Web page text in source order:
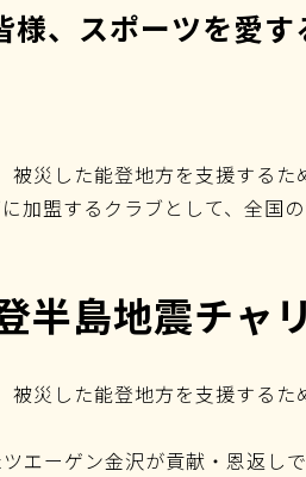
、スポーツを愛
災した能登地方を支援するた
加盟するクラブとして、全国
島地震チャ
災した能登地方を支援する
エーゲン金沢が貢献・恩返し